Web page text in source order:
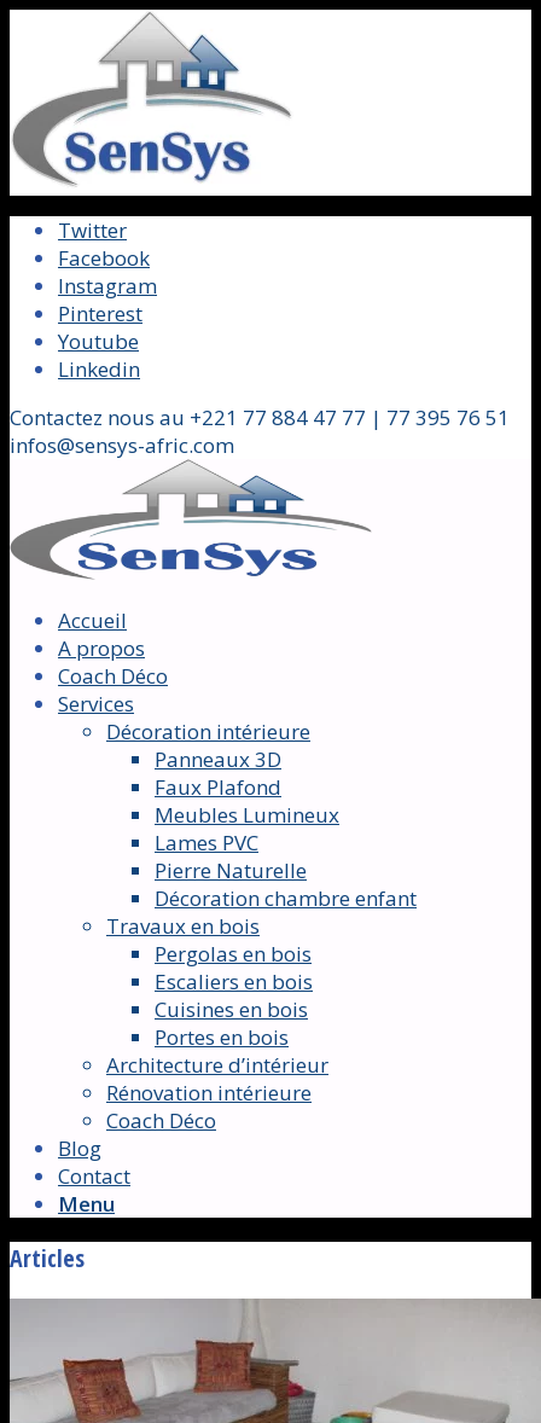
Twitter
Facebook
Instagram
Pinterest
Youtube
Linkedin
Contactez nous au +221 77 884 47 77 | 77 395 76 51
infos@sensys-afric.com
Accueil
A propos
Coach Déco
Services
Décoration intérieure
Panneaux 3D
Faux Plafond
Meubles Lumineux
Lames PVC
Pierre Naturelle
Décoration chambre enfant
Travaux en bois
Pergolas en bois
Escaliers en bois
Cuisines en bois
Portes en bois
Architecture d’intérieur
Rénovation intérieure
Coach Déco
Blog
Contact
Menu
Articles